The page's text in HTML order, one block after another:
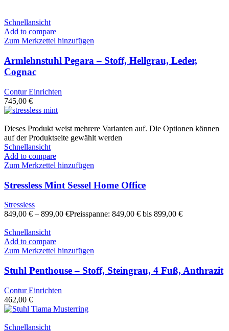
Schnellansicht
Add to compare
Zum Merkzettel hinzufügen
Armlehnstuhl Pegara – Stoff, Hellgrau, Leder,
Cognac
Contur Einrichten
745,00 €
Dieses Produkt weist mehrere Varianten auf. Die Optionen können
auf der Produktseite gewählt werden
Schnellansicht
Add to compare
Zum Merkzettel hinzufügen
Stressless Mint Sessel Home Office
Stressless
849,00 € – 899,00 €Preisspanne: 849,00 € bis 899,00 €
Schnellansicht
Add to compare
Zum Merkzettel hinzufügen
Stuhl Penthouse – Stoff, Steingrau, 4 Fuß, Anthrazit
Contur Einrichten
462,00 €
Schnellansicht